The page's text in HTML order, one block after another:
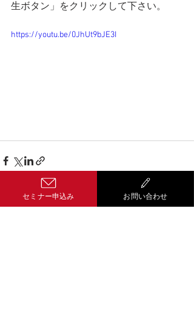
生ボタン」をクリックして下さい。
https://youtu.be/0JhUt9bJE3I
セミナー申込み お問い合わせ